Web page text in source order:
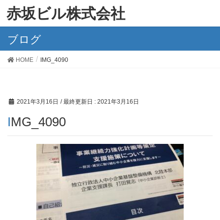
赤坂ビル株式会社
ブログ
HOME IMG_4090
2021年3月16日 / 最終更新日 : 2021年3月16日
IMG_4090